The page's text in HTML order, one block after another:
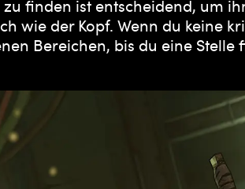
finden ist entscheidend, um
wie der Kopf. Wenn du keine
Bereichen, bis du eine